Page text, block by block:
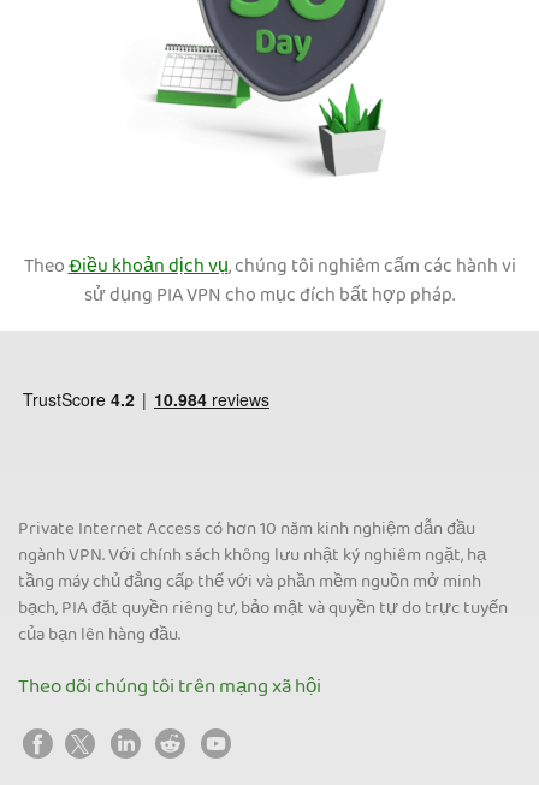
TheoĐiều khoản dịch vụ, chúng tôi nghiêm cấm các hành vi
sử dụng PIA VPN cho mục đích bất hợp pháp.
Private Internet Access có hơn 10 năm kinh nghiệm dẫn đầu
ngành VPN. Với chính sách không lưu nhật ký nghiêm ngặt, hạ
tầng máy chủ đẳng cấp thế với và phần mềm nguồn mở minh
bạch, PIA đặt quyền riêng tư, bảo mật và quyền tự do trực tuyến
của bạn lên hàng đầu.
Theo dõi chúng tôi trên mạng xã hội